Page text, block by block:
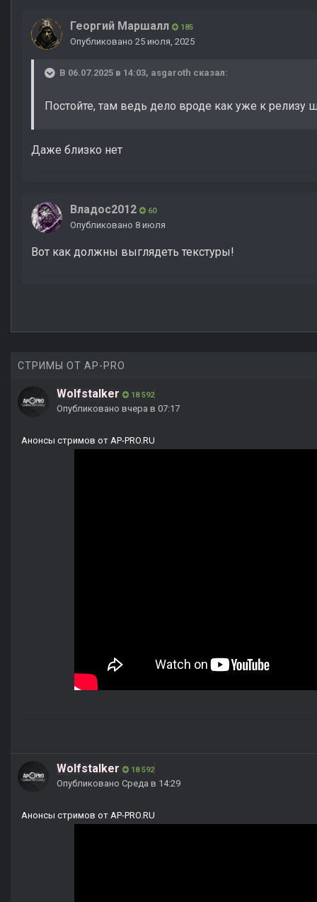
Георгий Маршалл 185
Опубликовано 25 июля, 2025
В 06.07.2025 в 14:03, asgaroth сказал:
Постойте, там ведь дело вроде как уже к
Даже близко нет
Владос2012 60
Опубликовано 8 июля
Вот как должны выглядеть текстуры!
СТРИМЫ ОТ AP-PRO
Wolfstalker 18 592
Опубликовано вчера в 07:17
Анонсы стримов от AP-PRO.RU
Wolfstalker 18 592
Опубликовано Среда в 14:29
Анонсы стримов от AP-PRO.RU